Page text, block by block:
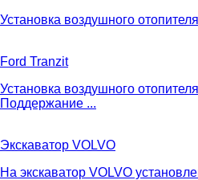
Установка воздушного
Ford Tranzit
Установка воздушного
Поддержание ...
Экскаватор VOLVO
На экскаватор VOLVO